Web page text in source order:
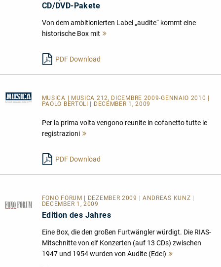
CD/DVD-Pakete
Von dem ambitionierten Label „audite“ kommt eine
historische Box mit
PDF Download
MUSICA | MUSICA 212, DICEMBRE 2009-GENNAIO 2010 |
PAOLO BERTOLI | DECEMBER 1, 2009
Per la prima volta vengono reunite in cofanetto tutte le
registrazioni
PDF Download
FONO FORUM | DEZEMBER 2009 | ANDREAS KUNZ |
DECEMBER 1, 2009
Edition des Jahres
Eine Box, die den großen Furtwängler würdigt. Die RIAS-
Mitschnitte von elf Konzerten (auf 13 CDs) zwischen
1947 und 1954 wurden von Audite (Edel)